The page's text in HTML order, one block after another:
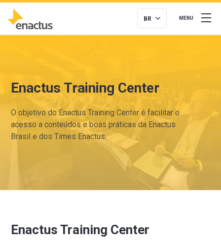
MENU
BR
Enactus Training Center
O objetivo do Enactus Training Center é facilitar o
acesso a conteúdos e boas práticas da Enactus
Brasil e dos Times Enactus.
Enactus Training Center